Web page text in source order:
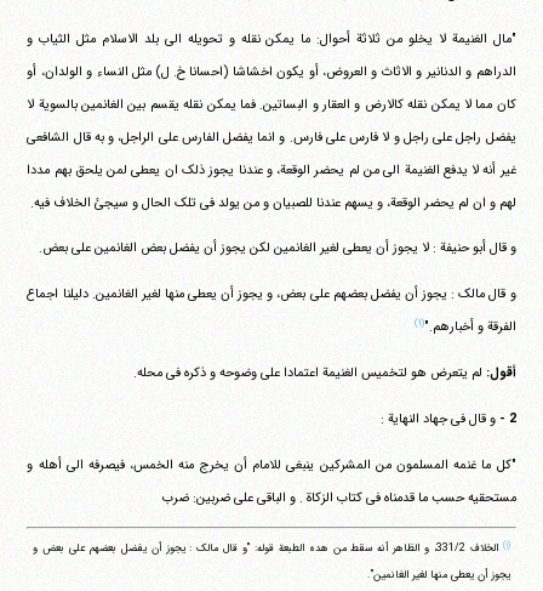
"مال الغنیمة لا یخلو من ثلاثة أحوال: ما یمکن نقله و تحویله الی بلد الاسلام مثل الثیاب و
الدراهم و الدنانیر و الاثاث و العروض، أو یکون اخشاشا (احسانا خ. ل) مثل النساء و الولدان، أو
کان مما لا یمکن نقله کالارض و العقار و البساتین. فما یمکن نقله یقسم بین الغانمین بالسویة لا
یفضل راجل علی راجل و لا فارس علی فارس. و انما یفضل الفارس علی الراجل، و به قال الشافعی
غیر أنه لا یدفع الغنیمة الی من لم یحضر الوقعة، و عندنا یجوز ذلک ان یعطی لمن یلحق بهم مددا
لهم و ان لم یحضر الوقعة، و یسهم عندنا للصبیان و من یولد فی تلک الحال و سیجئ الخلاف فیه.
و قال أبو حنیفة : لا یجوز أن یعطی لغیر الغانمین لکن یجوز أن یفضل بعض الغانمین علی بعض.
و قال مالک : یجوز أن یفضل بعضهم علی بعض، و یجوز أن یعطی منها لغیر الغانمین. دلیلنا اجماع
الفرقة و أخبارهم."(۱)
أقول: لم یتعرض هو لتخمیس الغنیمة اعتمادا علی وضوحه و ذکره فی محله.
2 - و قال فی جهاد النهایة :
"کل ما غنمه المسلمون من المشرکین ینبغی للامام أن یخرج منه الخمس، فیصرفه الی أهله و
مستحقیه حسب ما قدمناه فی کتاب الزکاة . و الباقی علی ضربین: ضرب
(۱)
الخلاف ‏331/2، و الظاهر أنه سقط من هده الطبعة قوله: "و قال مالک : یجوز أن یفضل بعضهم علی بعض و
یجوز أن یعطی منها لغیر الغانمین".